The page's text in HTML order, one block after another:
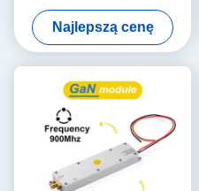
antydronowy Moduł
wzmacniacz mocy RF
Najlepszą cenę